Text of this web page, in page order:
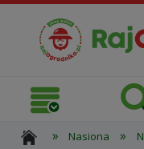
» Nasiona »